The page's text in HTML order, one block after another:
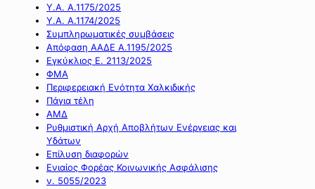
Υ.Α. Α.1175/2025
Υ.Α. Α.1174/2025
Συμπληρωματικές συμβάσεις
Απόφαση ΑΑΔΕ Α.1195/2025
Εγκύκλιος Ε. 2113/2025
ΦΜΑ
Περιφερειακή Ενότητα Χαλκιδικής
Πάγια τέλη
ΑΜΔ
Ρυθμιστική Αρχή Αποβλήτων Ενέργειας και
Υδάτων
Επίλυση διαφορών
Ενιαίος Φορέας Κοινωνικής Ασφάλισης
ν. 5055/2023